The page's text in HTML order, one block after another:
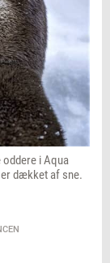
oddere i Aqua
dækket af sne.